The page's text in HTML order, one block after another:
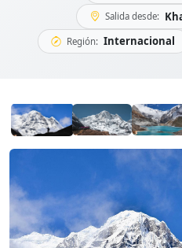
Salida desde:
Región: Internacional